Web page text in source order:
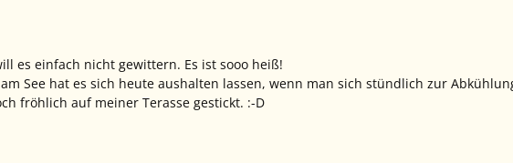
es einfach nicht gewittern. Es ist sooo heiß!
See hat es sich heute aushalten lassen, wenn man sich stündlich zur
fröhlich auf meiner Terasse gestickt. :-D